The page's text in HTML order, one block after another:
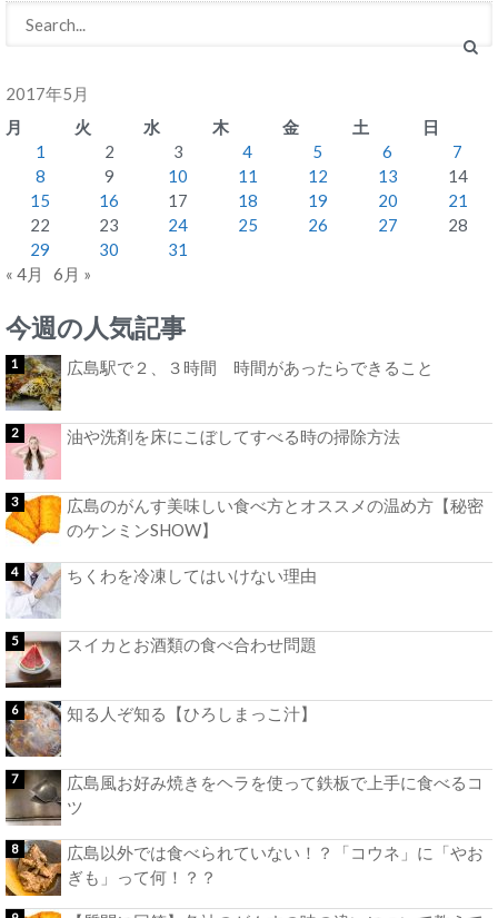
2017年5月
月
火 水 木 金 土
日
1
2 3 4 5 6
7
8
9 10 11 12 13
14
15
16 17 18 19 20
21
22
23 24 25 26 27
28
29
30
31
« 4月
6月 »
今週の人気記事
広島駅で２、３時間 時間があったらできること
油や洗剤を床にこぼしてすべる時の掃除方法
広島のがんす美味しい食べ方とオススメの温め方【秘密
のケンミンSHOW】
ちくわを冷凍してはいけない理由
スイカとお酒類の食べ合わせ問題
知る人ぞ知る【ひろしまっこ汁】
広島風お好み焼きをヘラを使って鉄板で上手に食べるコ
ツ
広島以外では食べられていない！？「コウネ」に「やお
ぎも」って何！？？